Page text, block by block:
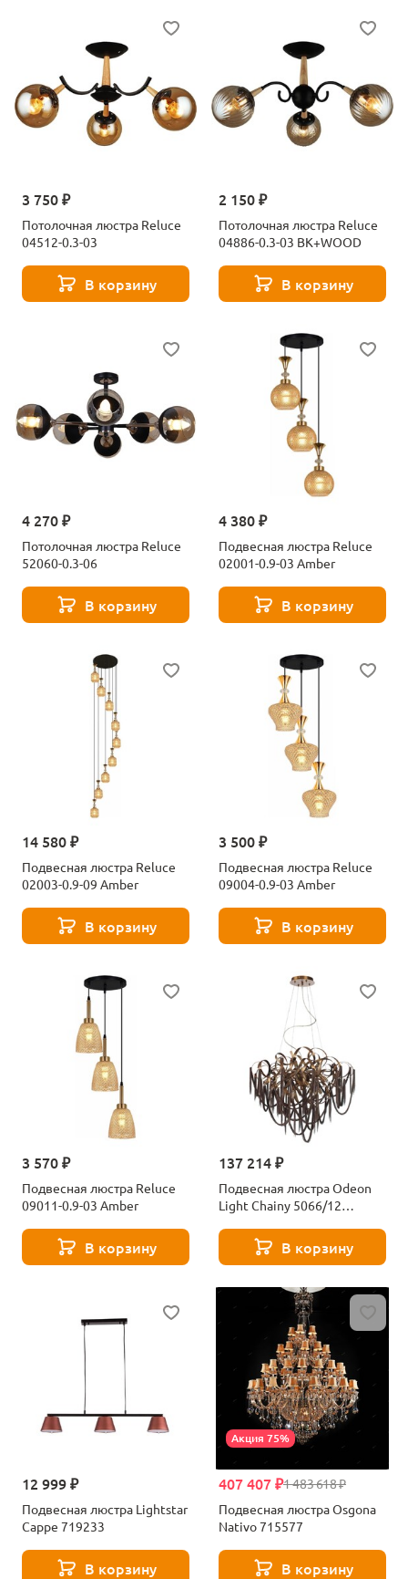
3 750 ₽
Потолочная люстра Reluce
04512-0.3-03
В корзину
2 150 ₽
Потолочная люстра Reluce
04886-0.3-03 BK+WOOD
В корзину
4 270 ₽
Потолочная люстра Reluce
52060-0.3-06
В корзину
4 380 ₽
Подвесная люстра Reluce
02001-0.9-03 Amber
В корзину
14 580 ₽
Подвесная люстра Reluce
02003-0.9-09 Amber
В корзину
3 500 ₽
Подвесная люстра Reluce
09004-0.9-03 Amber
В корзину
3 570 ₽
Подвесная люстра Reluce
09011-0.9-03 Amber
В корзину
137 214 ₽
Подвесная люстра Odeon
Light Chainy 5066/12
В корзину
12 999 ₽
Подвесная люстра Lightstar
Cappe 719233
В корзину
Акция 75%
1 483 618 ₽
407 407 ₽
Подвесная люстра Osgona
Nativo 715577
В корзину